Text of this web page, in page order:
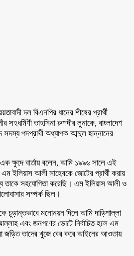
দল বিএনপির ধানের শীষের প্রার্থী
তাহসিনা রুশদীর লুনাকে, বাংলাদেশ
সদস্য পদপ্রার্থী অধ্যাপক আব্দুল হান্নানের
এক ক্ষুদে বার্তায় বলেন, আমি ১৯৯৬ সালে এই
এম ইলিয়াস আলী সাহেবকে জোটের প্রার্থী করায়
তাকে সহযোগিতা করেছি। এম ইলিয়াস আলী ও
সম্পর্ক ছিল।
চুড়ান্তভাবে মনোনয়ন দিলে আমি দাড়িপাল্লা
এবং জনগণের ভোটে নির্বাচিত হলে এম
জড়িত তাদের খুজে বের করে আইনের আওতায়